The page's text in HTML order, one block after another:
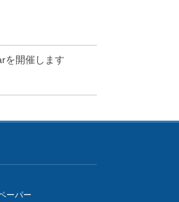
を開催します
ーパー